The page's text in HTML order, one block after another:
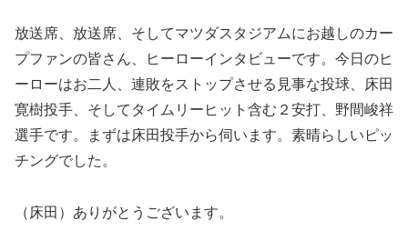
放送席、放送席、そしてマツダスタジアムにお越しのカー
プファンの皆さん、ヒーローインタビューです。今日のヒ
ーローはお二人、連敗をストップさせる見事な投球、床田
寛樹投手、そしてタイムリーヒット含む２安打、野間峻祥
選手です。まずは床田投手から伺います。素晴らしいピッ
チングでした。
（床田）ありがとうございます。